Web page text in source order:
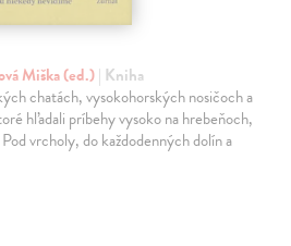
Miška (ed.)| Kniha
chatách, vysokohorských nosičoch a
hľadali príbehy vysoko na hrebeňoch,
vrcholy, do každodenných dolín a